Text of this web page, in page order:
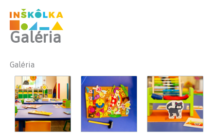
obsahGaléria
Galéria